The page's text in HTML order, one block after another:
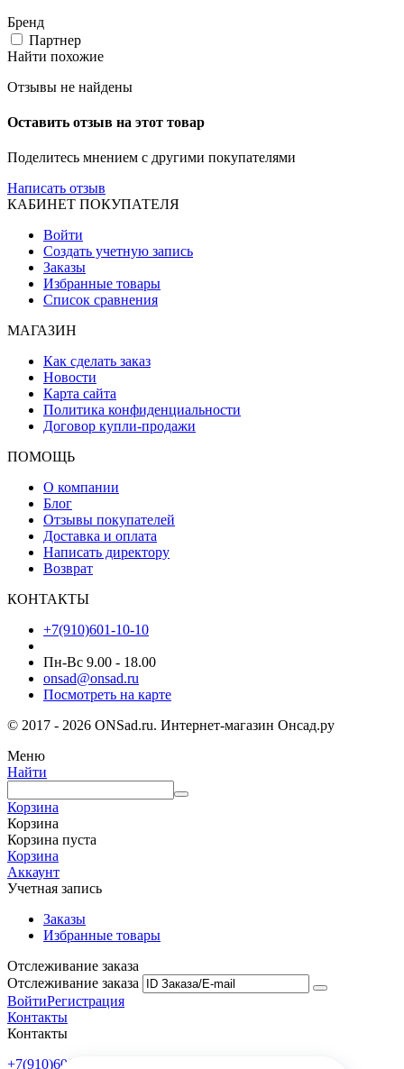
Бренд
Партнер
Найти похожие
Отзывы не найдены
Оставить отзыв на этот товар
Поделитесь мнением с другими покупателями
Написать отзыв
КАБИНЕТ ПОКУПАТЕЛЯ
Войти
Создать учетную запись
Заказы
Избранные товары
Список сравнения
МАГАЗИН
Как сделать заказ
Новости
Карта сайта
Политика конфиденциальности
Договор купли-продажи
ПОМОЩЬ
О компании
Блог
Отзывы покупателей
Доставка и оплата
Написать директору
Возврат
КОНТАКТЫ
+7(910)601-10-10
Пн-Вс 9.00 - 18.00
onsad@onsad.ru
Посмотреть на карте
© 2017 - 2026 ONSad.ru. Интернет-магазин Онсад.ру
Меню
Найти
Корзина
Корзина
Корзина пуста
Корзина
Аккаунт
Учетная запись
Заказы
Избранные товары
Отслеживание заказа
Отслеживание заказа
ВойтиРегистрация
Контакты
Контакты
+7(910)601-10-10